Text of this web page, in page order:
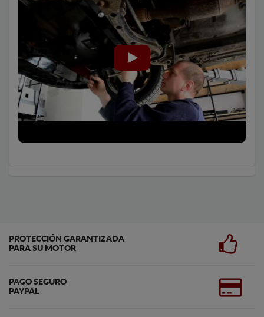
PROTECCIÓN GARANTIZADA
PARA SU MOTOR
PAGO SEGURO
PAYPAL